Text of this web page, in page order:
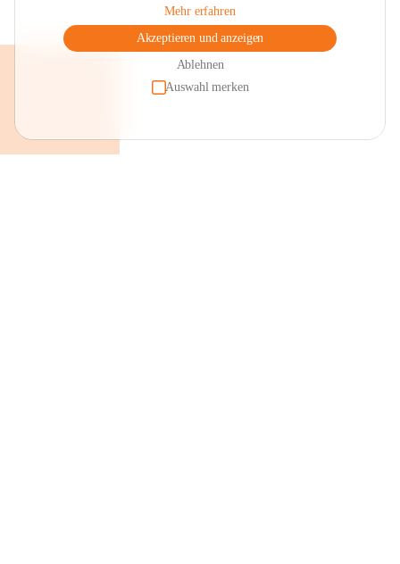
Mehr erfahren
Akzeptieren und anzeigen
Ablehnen
Auswahl merken